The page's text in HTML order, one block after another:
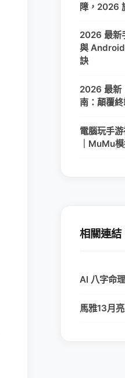
障，2026
2026 最新
與 Android
訣
2026 最新
南：顛覆
電腦玩手
｜MuMu
相關連結
AI 八字命
馬雅13月